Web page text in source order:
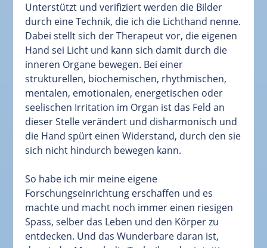
Unterstützt und verifiziert werden die Bilder
durch eine Technik, die ich die Lichthand nenne.
Dabei stellt sich der Therapeut vor, die eigenen
Hand sei Licht und kann sich damit durch die
inneren Organe bewegen. Bei einer
strukturellen, biochemischen, rhythmischen,
mentalen, emotionalen, energetischen oder
seelischen Irritation im Organ ist das Feld an
dieser Stelle verändert und disharmonisch und
die Hand spürt einen Widerstand, durch den sie
sich nicht hindurch bewegen kann.
So habe ich mir meine eigene
Forschungseinrichtung erschaffen und es
machte und macht noch immer einen riesigen
Spass, selber das Leben und den Körper zu
entdecken. Und das Wunderbare daran ist,